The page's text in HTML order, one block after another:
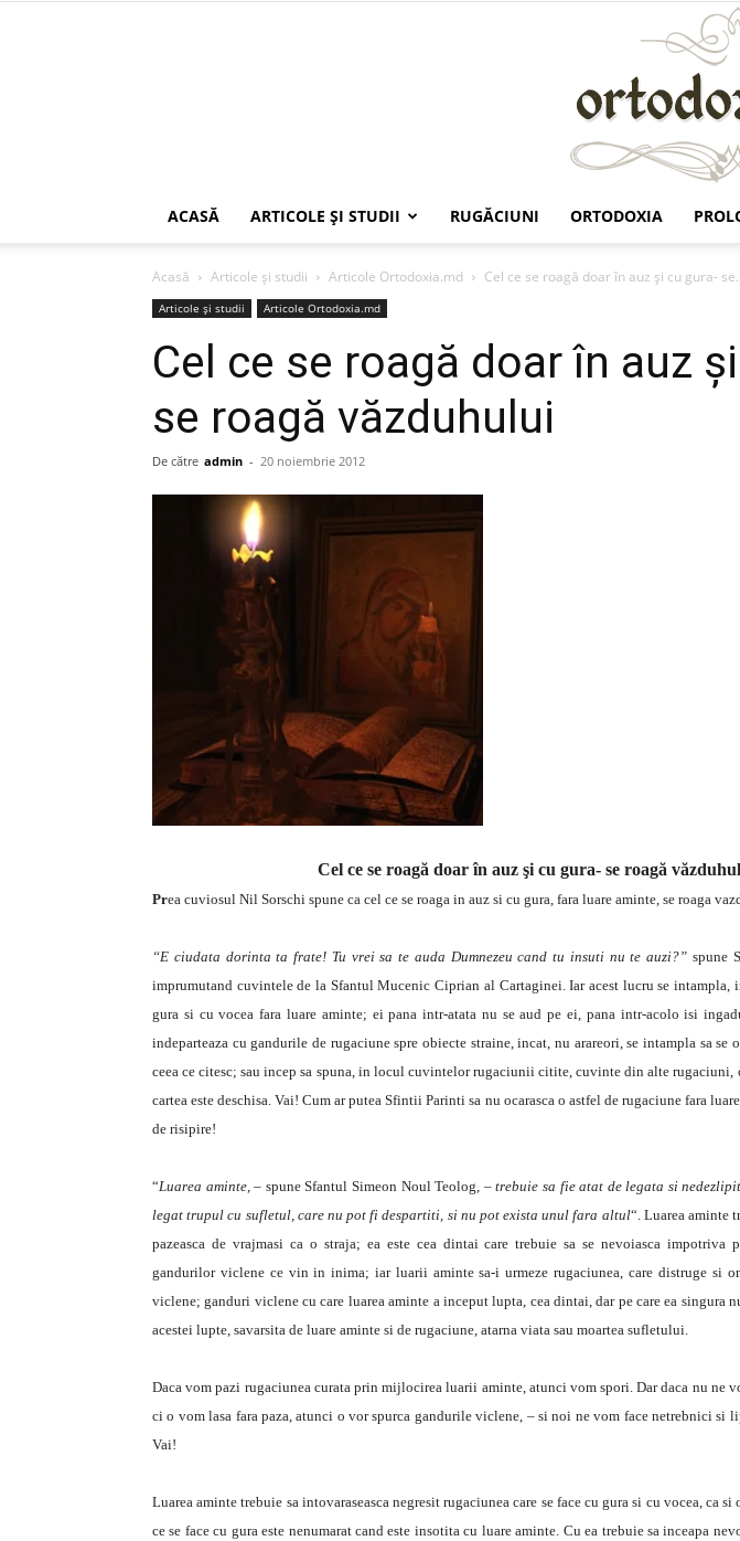
ACASĂ ARTICOLE ŞI STUDII RUGĂCIUNI ORTODOXIA
Acasă Articole şi studii Articole Ortodoxia.md Cel ce se roagă doar în auz şi cu gura-
Articole şi studii Articole Ortodoxia.md
Cel ce se roagă doar în auz
se roagă văzduhului
De către admin - 20 noiembrie 2012
Cel ce se roagă doar în auz şi cu gura- se roagă
Prea cuviosul Nil Sorschi spune ca cel ce se roaga in auz si cu gura, fara luare aminte, se roaga
“E ciudata dorinta ta frate! Tu vrei sa te auda Dumnezeu cand tu insuti nu te auzi?” spune
imprumutand cuvintele de la Sfantul Mucenic Ciprian al Cartaginei. Iar acest lucru se intampla,
gura si cu vocea fara luare aminte; ei pana intr-atata nu se aud pe ei, pana intr-acolo isi
indeparteaza cu gandurile de rugaciune spre obiecte straine, incat, nu arareori, se intampla sa se
ceea ce citesc; sau incep sa spuna, in locul cuvintelor rugaciunii citite, cuvinte din alte
cartea este deschisa. Vai! Cum ar putea Sfintii Parinti sa nu ocarasca o astfel de rugaciune fara
de risipire!
“Luarea aminte, – spune Sfantul Simeon Noul Teolog, –trebuie sa fie atat de legata si
legat trupul cu sufletul, care nu pot fi despartiti, si nu pot exista unul fara altul“. Luarea aminte
pazeasca de vrajmasi ca o straja; ea este cea dintai care trebuie sa se nevoiasca impotriva
gandurilor viclene ce vin in inima; iar luarii aminte sa-i urmeze rugaciunea, care distruge si
viclene; ganduri viclene cu care luarea aminte a inceput lupta, cea dintai, dar pe care ea singura
acestei lupte, savarsita de luare aminte si de rugaciune, atarna viata sau moartea sufletului.
Daca vom pazi rugaciunea curata prin mijlocirea luarii aminte, atunci vom spori. Dar daca nu ne
ci o vom lasa fara paza, atunci o vor spurca gandurile viclene, – si noi ne vom face netrebnici si
Vai!
Luarea aminte trebuie sa intovaraseasca negresit rugaciunea care se face cu gura si cu vocea, ca
ce se face cu gura este nenumarat cand este insotita cu luare aminte. Cu ea trebuie sa inceapa